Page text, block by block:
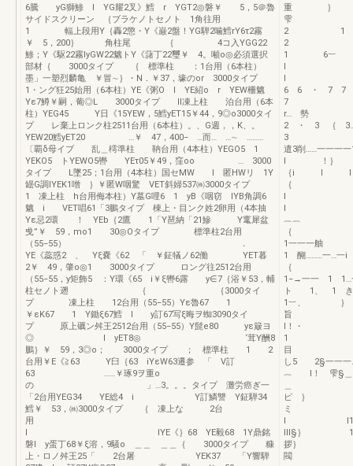
6騰 yG獅鯵 l YG耀2叉》鱈 r YGT2◎磐￥ 5，5＠魯
サイドスクリーン ｛ブラケノトセノト 1角往用
1 輻上段用Y｛轟2懲・Y《巌2盤！YG騨2噛鱈rY6τ2霧
￥ 5，200｝ 角柱尾 ｛ 4コ入YGG22
鯵；Y《駆22霧lyGW22魑トY《藷丁22璽￥ 4。噸o◎必須選択
部材｛ 3000タイプ ｛ 標準柱 ：1台用（6本柱）
墨」一塑烈麟亀 ￥冒∼｝・N．￥37，壕のor 3000タイプ
1・ング狂25始用（6本柱）YE《粥O l YE紹o r YEW柵魑
Yε7鱒￥嗣，葡◎L 3000タイプ ll凍上柱 泊台用（6本
柱）YEG45 Y日《15YEW，5鱈yET15￥44，9◎o3000タイ
プ レ棄上ロンク柱2511台用（6本柱）。、G週，，K、。
YEW20鱈yET20 …￥ 47，400− …而… …∼ ………
〔覇δ母イブ 乱＿樗準柱 靹台用（4本柱）YEGO5 1
YEKO5 トYEWO5轡 YEτ05￥49，窪oo … 3000
タイプ L墜25；1台用（4本柱）国セMW l 匿HWリ 1Y
罎G調lYEK1噌 ｝￥匿W咽驚 VET斜婦537㈱3000タイプ
1 凍上柱 h台用侮本柱）Y墓G哩6 1 yB《咽窃 lYB角調6
魑 i VET唱61「3鵬タイプ 棟上・目ンク姓2卵用（4本抽
Yε忌2環 ！ YEb｛2鷹 1「Y琶納「21鰺 Y竃犀盆
曵”￥ 59，mo1 30◎Oタイプ 標準柱2台用
（55−55） ．
YE《蕊惑2 、 Yξ嚢《62 「 ￥鉦犠ノ62働 YET暮
2￥ 49，肇o◎1 3000タイプ ロング往2512台用
（55−55，y矩飾5 ：Y環《65 i￥ξ轡6露 y∈7｛浴￥53，輔
柱セノト遡 ｛ ｛3000タイ
プ 凍上柱 12台用（55−55）Yε魯67 1
￥εK67 1 Y鋤ξ67鱈 I y訂67写ξ晦ヲ蜘3090タイ
プ 原上礪ン舛王2512台用（55−55）Y髭e80 yε簸ヨ
◎ I yET8◎ ‘茸Y酬8
鵬｝￥ 59，3◎o； 3000タイプ ； 標準柱 1 2
台用￥E《≧63 Y臼｛63 iYεW63遷参 「 V訂
63 ……￥琢9ヲ重o
の 」…3。。。タイプ 灘労癌ぎ一
「2台用YEG34 YE総4 i Y訂鱗讐 Y鉦騨34
鱈￥ 53，㈱3000タイプ ｛ 凍上な 2台
用
I IYE《｝68 YE毅68 1Y鼎銘
磐I y蛋丁68￥ξ溶，9騒o ＿＿ ＿＿｛ 3000タイプ 糠
上・ロノ舛王25「 2台屠 YEK37 「Y響騨
重
2
2
1
6 6
r… 勢
2 ・ 3 ｛
遣3削……
l
｛
︷︷
1一一
1 醐………
｛
1−→一一
ト 1、 1 き
1︸
旨
I！
1
し5
︷ l！ 雫§＿
ピ
l
Ill§｝
拶｝ l！
閥